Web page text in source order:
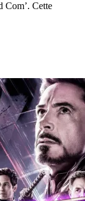
Com’. Cette